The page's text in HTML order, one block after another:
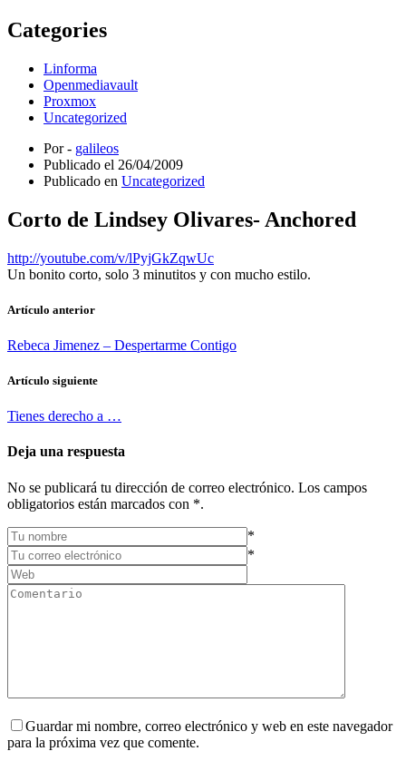
Categories
Linforma
Openmediavault
Proxmox
Uncategorized
Por - galileos
Publicado el 26/04/2009
Publicado en Uncategorized
Corto de Lindsey Olivares- Anchored
http://youtube.com/v/lPyjGkZqwUc
Un bonito corto, solo 3 minutitos y con mucho estilo.
Artículo anterior
Rebeca Jimenez – Despertarme Contigo
Artículo siguiente
Tienes derecho a …
Deja una respuesta
No se publicará tu dirección de correo electrónico. Los campos
obligatorios están marcados con *.
*
*
Guardar mi nombre, correo electrónico y web en este navegador
para la próxima vez que comente.